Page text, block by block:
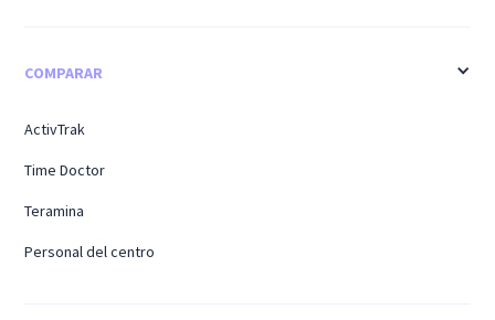
COMPARAR
ActivTrak
Time Doctor
Teramina
Personal del centro